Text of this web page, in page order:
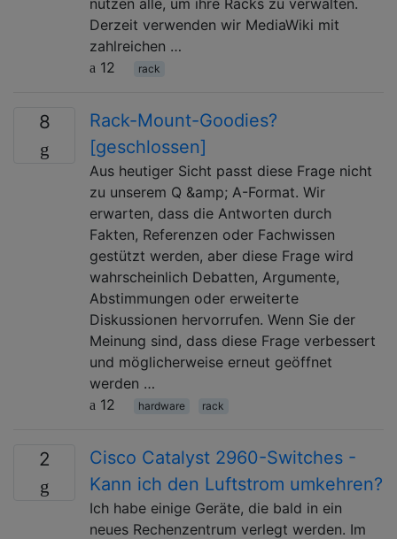
Derzeit verwenden wir MediaWiki mit
zahlreichen …
12
rack
8
Rack-Mount-Goodies?
[geschlossen]
Aus heutiger Sicht passt diese Frage nicht
zu unserem Q &amp; A-Format. Wir
erwarten, dass die Antworten durch
Fakten, Referenzen oder Fachwissen
gestützt werden, aber diese Frage wird
wahrscheinlich Debatten, Argumente,
Abstimmungen oder erweiterte
Diskussionen hervorrufen. Wenn Sie der
Meinung sind, dass diese Frage verbessert
und möglicherweise erneut geöffnet
werden …
12
hardware rack
2
Cisco Catalyst 2960-Switches -
Kann ich den Luftstrom umkehren?
Ich habe einige Geräte, die bald in ein
neues Rechenzentrum verlegt werden. Im